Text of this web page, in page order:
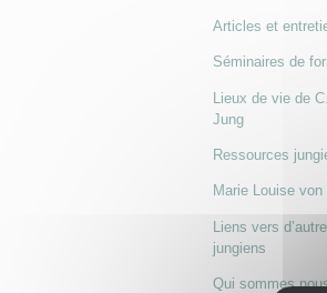
Articles et
Séminaires de
Lieux de vie de
Jung
Ressources
Marie Louise von
Liens vers
jungiens
Qui sommes